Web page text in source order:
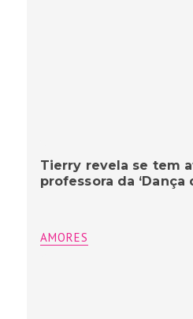
Tierry revela se tem
professora da ‘Dança
AMORES